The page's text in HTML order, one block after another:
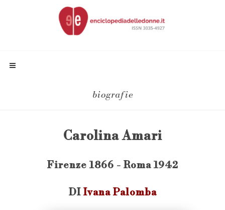
biografie
Carolina Amari
Firenze 1866 - Roma 1942
DI Ivana Palomba